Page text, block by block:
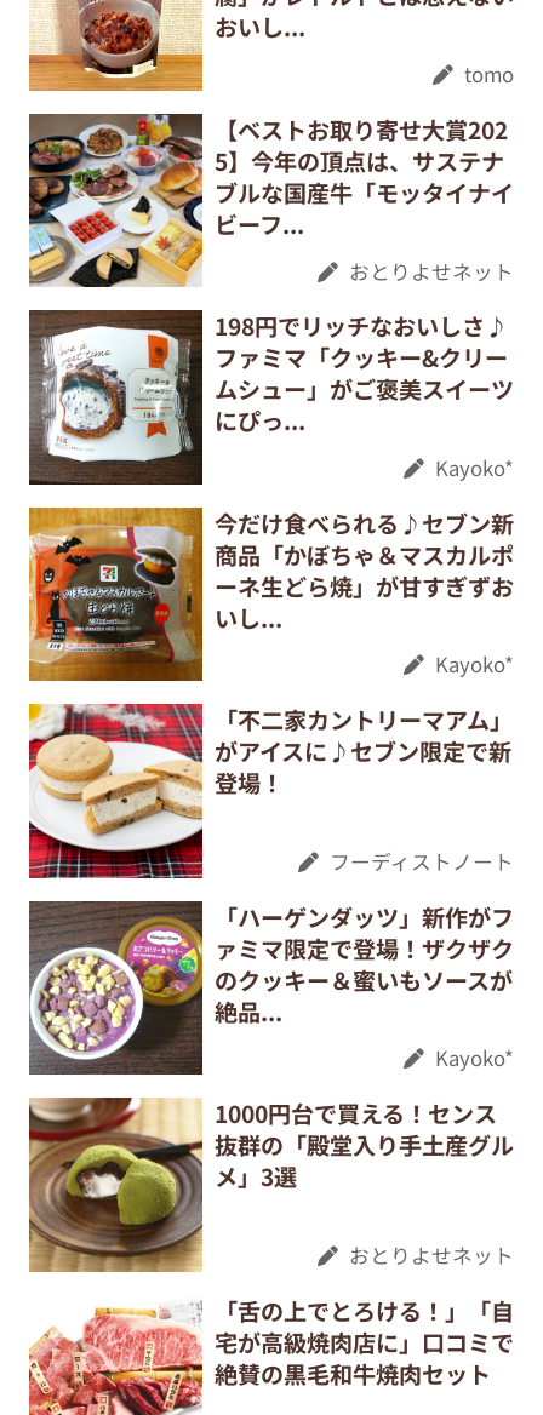
おいし...
tomo
【ベストお取り寄せ大賞202
5】今年の頂点は、サステナ
ブルな国産牛「モッタイナイ
ビーフ...
おとりよせネット
198円でリッチなおいしさ♪
ファミマ「クッキー&クリー
ムシュー」がご褒美スイーツ
にぴっ...
Kayoko*
今だけ食べられる♪セブン新
商品「かぼちゃ＆マスカルポ
ーネ生どら焼」が甘すぎずお
いし...
Kayoko*
「不二家カントリーマアム」
がアイスに♪セブン限定で新
登場！
フーディストノート
「ハーゲンダッツ」新作がフ
ァミマ限定で登場！ザクザク
のクッキー＆蜜いもソースが
絶品...
Kayoko*
1000円台で買える！センス
抜群の「殿堂入り手土産グル
メ」3選
おとりよせネット
「舌の上でとろける！」「自
宅が高級焼肉店に」口コミで
絶賛の黒毛和牛焼肉セット